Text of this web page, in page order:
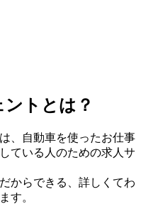
トとは？
、自動車を使ったお仕事
ている人のための求人サ
からできる、詳しくてわ
す。